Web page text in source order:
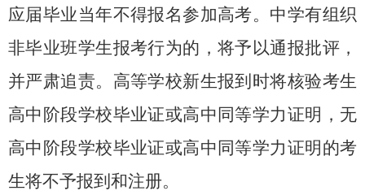
应届毕业当年不得报名参加高考。 中学有组织
非毕业班学生报考行为的，将予以通报批评，
并严肃追责。高等学校新生报到时将核验考生
高中阶段学校毕业证或高中同等学力证明，无
高中阶段学校毕业证或高中同等学力证明的考
生将不予报到和注册。